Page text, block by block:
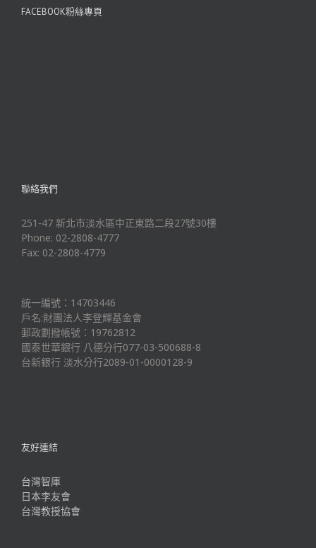
FACEBOOK粉絲專頁
聯絡我們
251-47 新北市淡水區中正東路二段27號30樓
Phone: 02-2808-4777
Fax: 02-2808-4779
統一編號：14703446
戶名:財團法人李登輝基金會
郵政劃撥帳號：19762812
國泰世華銀行 八德分行077-03-500688-8
台新銀行 淡水分行2089-01-0000128-9
友好連結
台灣智庫
日本李友會
台灣教授協會